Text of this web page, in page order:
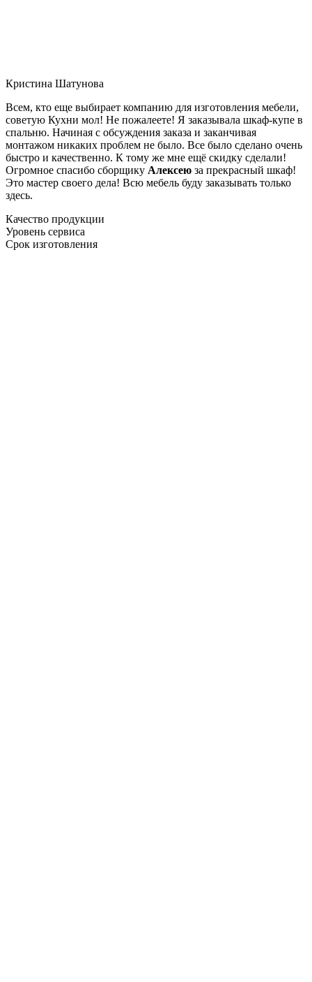
Кристина Шатунова
Всем, кто еще выбирает компанию для изготовления мебели,
советую Кухни мол! Не пожалеете! Я заказывала шкаф-купе в
спальню. Начиная с обсуждения заказа и заканчивая
монтажом никаких проблем не было. Все было сделано очень
быстро и качественно. К тому же мне ещё скидку сделали!
Огромное спасибо сборщику Алексею за прекрасный шкаф!
Это мастер своего дела! Всю мебель буду заказывать только
здесь.
Качество продукции
Уровень сервиса
Срок изготовления